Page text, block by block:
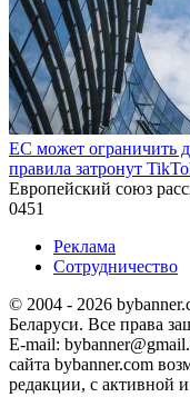
ЕС может ограничить
правила затронут
Европейский союз
0451
Реклама
Сотрудничество
© 2004 - 2026
Беларуси. Все права
E-mail:
сайта bybanner.com
редакции, с активной